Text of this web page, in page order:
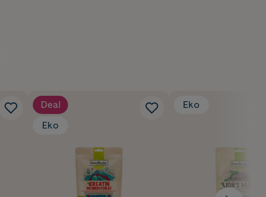
Deal
Eko
Eko